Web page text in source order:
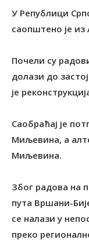
У Републици
саопштено је из
Почели су
долази до
је
Саобраћај је
Миљевина, а
Миљевина.
Због радова на
пута Вршани-
се налази у
преко